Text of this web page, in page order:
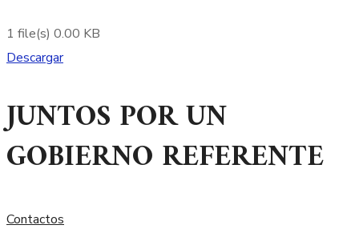
1 file(s) 0.00 KB
Descargar
JUNTOS POR UN
GOBIERNO REFERENTE
Contactos